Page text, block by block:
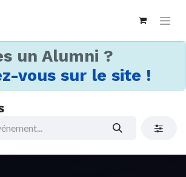
un Alumni ?
vous sur le site !